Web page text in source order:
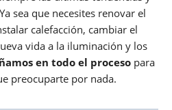
sea que necesites renovar el
calefacción, cambiar el
vida a la iluminación y los
en todo el proceso para
preocuparte por nada.